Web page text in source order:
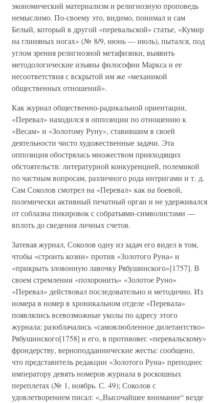
экономический материализм и религиозную проповедь
немыслимо. По-своему это, видимо, понимал и сам
Белый, который в другой «перевальской» статье, «Кумир
на глиняных ногах» (№ 8/9, июнь — июль), пытался, под
углом зрения религиозной метафизики, выявить
методологические изъяны философии Маркса и ее
несоответствия с вскрытой им же «механикой
общественных отношений».
Как журнал общественно-радикальной ориентации,
«Перевал» находился в оппозиции по отношению к
«Весам» и «Золотому Руну», ставившим в своей
деятельности чисто художественные задачи. Эта
оппозиция обострялась множеством привходящих
обстоятельств: литературной конкуренцией, полемикой
по частным вопросам, различного рода интригами и т. д.
Сам Соколов смотрел на «Перевал» как на боевой,
полемически активный печатный орган и не удерживался
от соблазна пикировок с собратьями-символистами —
вплоть до сведения личных счетов.
Затевая журнал, Соколов одну из задач его видел в том,
чтобы «строить козни» против «Золотого Руна» и
«прикрыть зловонную лавочку Рябушинского»[1757]. В
своем стремлении «похоронить» «Золотое Руно»
«Перевал» действовал последовательно и методично. Из
номера в номер в хроникальном отделе «Перевала»
появлялись всевозможные уколы по адресу этого
журнала; разоблачались «самовлюбленное дилетантство»
Рябушинского[1758] и его, в противовес «перевальскому»
фрондерству, верноподданнические жесты: сообщено,
что представитель редакции «Золотого Руна» преподнес
императору девять номеров журнала в роскошных
переплетах (№ 1, ноябрь. С. 49); Соколов с
удовлетворением писал: «„Высочайшее внимание“ везде